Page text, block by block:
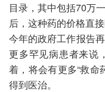
目录，其中包括70万
后，这种药的价格直
今年的政府工作报告
更多罕见病患者来说
着，将会有更多“救命
得到医治。